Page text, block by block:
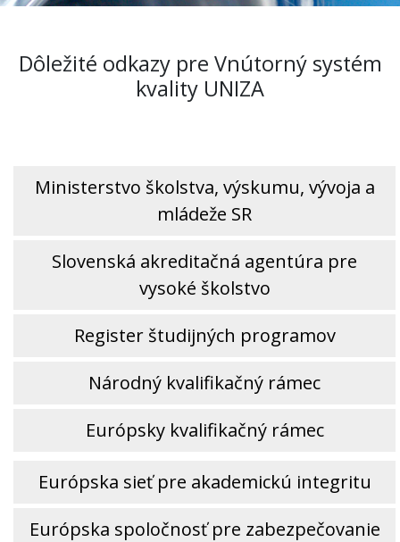
Dôležité odkazy pre Vnútorný systém
kvality UNIZA
Ministerstvo školstva, výskumu, vývoja a
mládeže SR
Slovenská akreditačná agentúra pre
vysoké školstvo
Register študijných programov
Národný kvalifikačný rámec
Európsky kvalifikačný rámec
Európska sieť pre akademickú integritu
Európska spoločnosť pre zabezpečovanie